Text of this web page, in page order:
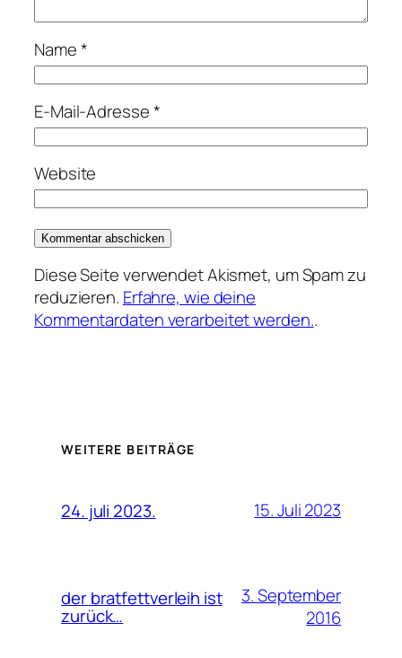
Name*
E-Mail-Adresse*
Website
Diese Seite verwendet Akismet, um Spam zu
reduzieren. Erfahre, wie deine
Kommentardaten verarbeitet werden..
WEITERE BEITRÄGE
24. juli 2023. 15. Juli 2023
der bratfettverleih ist
zurück…
3. September
2016